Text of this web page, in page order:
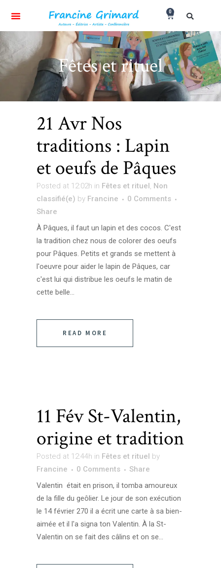
0
Fêtes et rituel
21 AvrNos
traditions : Lapin
et oeufs de Pâques
Posted at 12:02h in Fêtes et rituel, Non
classifié(e) by Francine
0 Comments
Share
À Pâques, il faut un lapin et des cocos. C'est
la tradition chez nous de colorer des oeufs
pour Pâques. Petits et grands se mettent à
l'oeuvre pour aider le lapin de Pâques, car
c'est lui qui distribue les oeufs le matin de
cette belle...
READ MORE
11 FévSt-Valentin,
origine et tradition
Posted at 12:44h in Fêtes et rituel by
Francine
0 Comments
Share
Valentin était en prison, il tomba amoureux
de la fille du geôlier. Le jour de son exécution
le 14 février 270 il a écrit une carte à sa bien-
aimée et il l'a signa ton Valentin. À la St-
Valentin on se fait des câlins et on se...